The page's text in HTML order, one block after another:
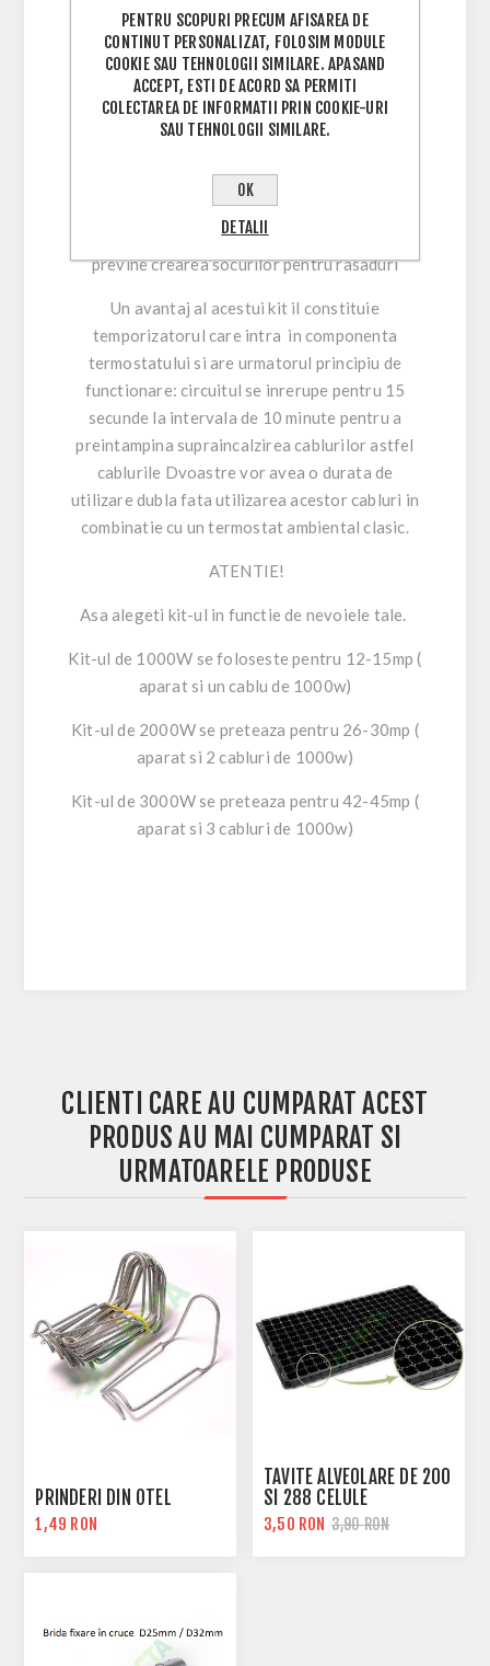
Cupleaza si decupleaza instalatie cu o varieatie
de temperatura ce nu depasteste 0.50C, astfel
se evita stresarea rasadurilor.
Consumul de 8w/m a cablului din kit va
circuitul va fi intrerupt de termostat odata ce
temperatura ajunge la nivelul celei setate din
potentiometru. Cresterea lenta a temperaturii
previne crearea socurilor pentru rasaduri
Un avantaj al acestui kit il constituie
temporizatorul care intra in componenta
termostatului si are urmatorul principiu de
functionare: circuitul se inrerupe pentru 15
secunde la intervala de 10 minute pentru a
preintampina supraincalzirea cablurilor astfel
cablurile Dvoastre vor avea o durata de
utilizare dubla fata utilizarea acestor cabluri in
combinatie cu un termostat ambiental clasic.
ATENTIE!
Asa alegeti kit-ul in functie de nevoiele tale.
Kit-ul de 1000W se foloseste pentru 12-15mp (
aparat si un cablu de 1000w)
Kit-ul de 2000W se preteaza pentru 26-30mp (
aparat si 2 cabluri de 1000w)
Kit-ul de 3000W se preteaza pentru 42-45mp (
aparat si 3 cabluri de 1000w)
CLIENTI CARE AU CUMPARAT ACEST
PRODUS AU MAI CUMPARAT SI
URMATOARELE PRODUSE
PRINDERI DIN OTEL
1,49 RON
TAVITE ALVEOLARE DE 200
SI 288 CELULE
3,50 RON 3,90 RON
PENTRU SCOPURI PRECUM AFISAREA DE
CONTINUT PERSONALIZAT, FOLOSIM MODULE
COOKIE SAU TEHNOLOGII SIMILARE. APASAND
ACCEPT, ESTI DE ACORD SA PERMITI
COLECTAREA DE INFORMATII PRIN COOKIE-URI
SAU TEHNOLOGII SIMILARE.
OK
DETALII